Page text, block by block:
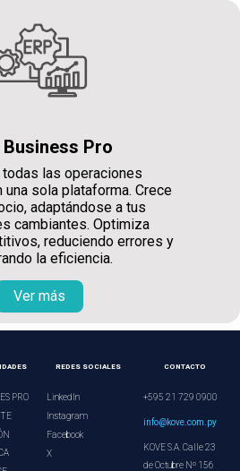
Business Pro
las operaciones
sola plataforma. Crece
adaptándose a tus
cambiantes. Optimiza
reduciendo errores y
la eficiencia.
Ver más
PRO
REDES SOCIALES
LinkedIn
Instagram
Facebook
X
CONTACTO
+595 21 729 0900
info@kove.com.py
KOVE S.A. Calle 23
de Octubre Nº 156